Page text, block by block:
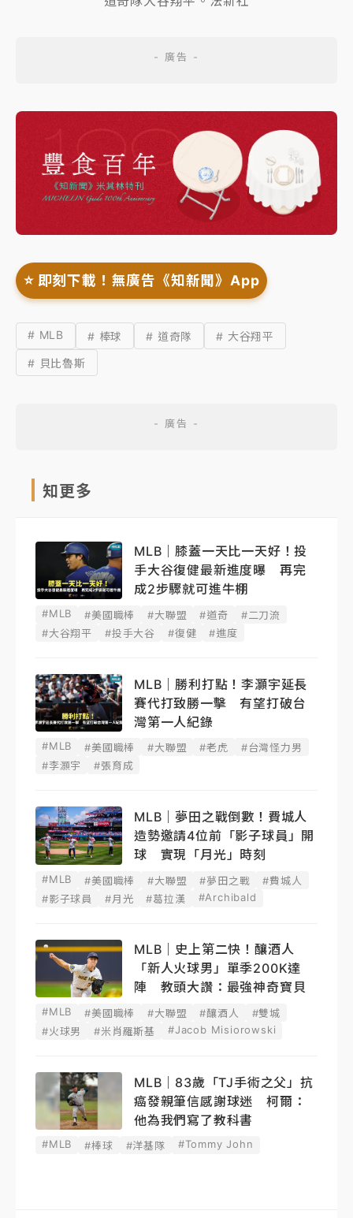
⭐️ 即刻下載！無廣告《知新聞》App
# MLB # 棒球 # 道奇隊
# 大谷翔平
# 貝比魯斯
知更多
MLB｜膝蓋一天比一天好！投
手大谷復健最新進度曝 再完
成2步驟就可進牛棚
#MLB #美國職棒 #大聯盟 #道奇
#二刀流
#大谷翔平
#投手大谷 #復健 #進度
MLB｜勝利打點！李灝宇延長
賽代打致勝一擊 有望打破台
灣第一人紀錄
#MLB #美國職棒 #大聯盟 #老虎
#台灣怪力男
#李灝宇
#張育成
MLB｜夢田之戰倒數！費城人
造勢邀請4位前「影子球員」開
球 實現「月光」時刻
#MLB #美國職棒 #大聯盟 #夢田之戰
#費城人
#影子球員
#月光 #葛拉漢 #Archibald
MLB｜史上第二快！釀酒人
「新人火球男」單季200K達
陣 教頭大讚：最強神奇寶貝
#MLB #美國職棒 #大聯盟 #釀酒人
#雙城
#火球男
#米肖羅斯基 #Jacob Misiorowski
MLB｜83歲「TJ手術之父」抗
癌發親筆信感謝球迷 柯爾：
他為我們寫了教科書
#MLB #棒球 #洋基隊 #Tommy John